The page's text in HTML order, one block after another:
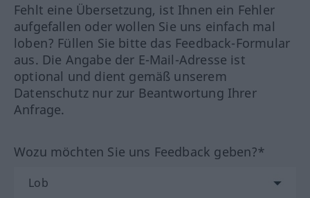
Fehlt eine Übersetzung, ist Ihnen ein Fehler
aufgefallen oder wollen Sie uns einfach mal
loben? Füllen Sie bitte das Feedback-Formular
aus. Die Angabe der E-Mail-Adresse ist
optional und dient gemäß unserem
Datenschutz nur zur Beantwortung Ihrer
Anfrage.
Wozu möchten Sie uns Feedback geben?*